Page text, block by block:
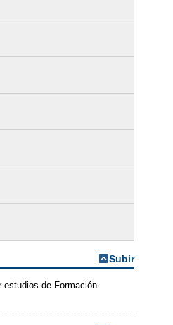
Subir
estudios de Formación